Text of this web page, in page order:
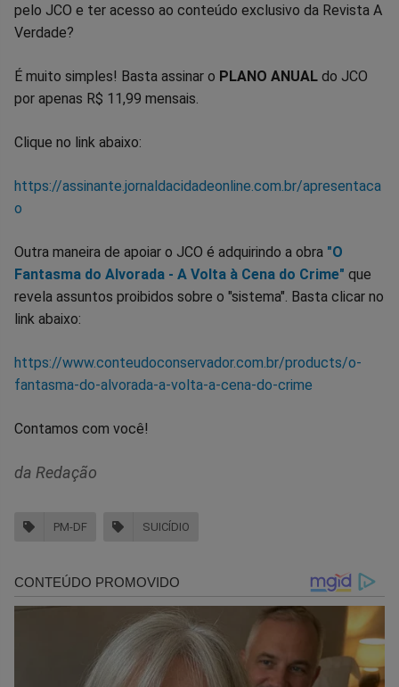
pelo JCO e ter acesso ao conteúdo exclusivo da Revista A
Verdade?
É muito simples! Basta assinar o PLANO ANUAL do JCO
por apenas R$ 11,99 mensais.
Clique no link abaixo:
https://assinante.jornaldacidadeonline.com.br/apresentaca
o
Outra maneira de apoiar o JCO é adquirindo a obra "O
Fantasma do Alvorada - A Volta à Cena do Crime" que
revela assuntos proibidos sobre o "sistema". Basta clicar no
link abaixo:
https://www.conteudoconservador.com.br/products/o-
fantasma-do-alvorada-a-volta-a-cena-do-crime
Contamos com você!
da Redação
PM-DF SUICÍDIO